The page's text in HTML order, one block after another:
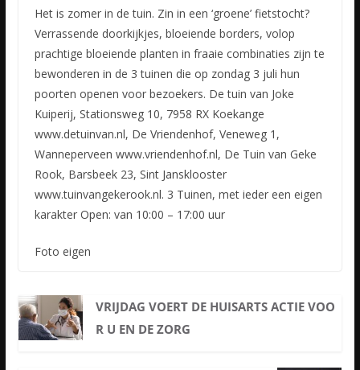
Het is zomer in de tuin. Zin in een ‘groene’ fietstocht?
Verrassende doorkijkjes, bloeiende borders, volop
prachtige bloeiende planten in fraaie combinaties zijn te
bewonderen in de 3 tuinen die op zondag3 juli hun
poorten openen voor bezoekers. De tuin van Joke
Kuiperij, Stationsweg 10, 7958 RX Koekange
www.detuinvan.nl, De Vriendenhof, Veneweg 1,
Wanneperveen www.vriendenhof.nl, De Tuin van Geke
Rook, Barsbeek 23, Sint Jansklooster
www.tuinvangekerook.nl. 3 Tuinen, met ieder een eigen
karakter Open: van 10:00 – 17:00 uur
Foto eigen
VRIJDAG VOERT DE HUISARTS ACTIE VOO
R U EN DE ZORG